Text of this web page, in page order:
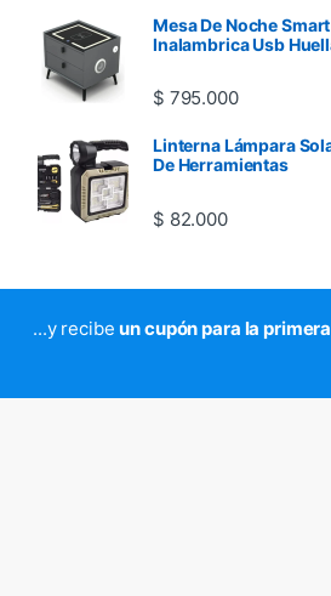
Mesa De Noche
Inalambrica Usb
$ 795.000
Linterna Lámpara
De Herramientas
$ 82.000
...y recibeun cupón para la primera